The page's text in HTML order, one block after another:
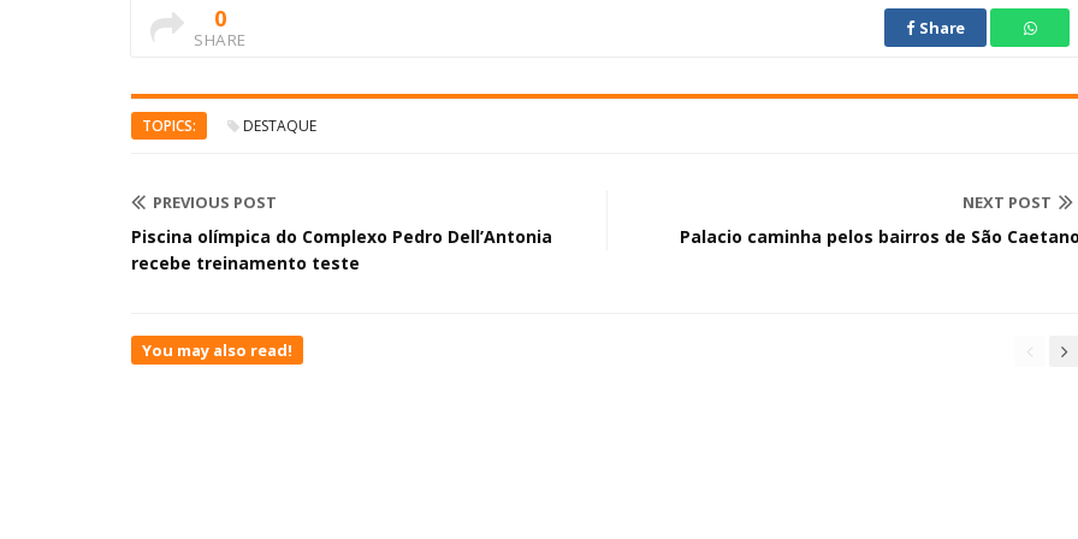
0
SHARE
Share
TOPICS: DESTAQUE
PREVIOUS POST
Piscina olímpica do Complexo Pedro Dell’Antonia
recebe treinamento teste
NEXT POST
Palacio caminha pelos bairros de São
You may also read!